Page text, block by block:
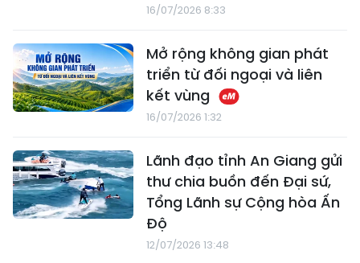
16/07/2026 8:33
Mở rộng không gian phát
triển từ đối ngoại và liên
kết vùng
16/07/2026 1:32
Lãnh đạo tỉnh An Giang gửi
thư chia buồn đến Đại sứ,
Tổng Lãnh sự Cộng hòa Ấn
Độ
12/07/2026 13:48